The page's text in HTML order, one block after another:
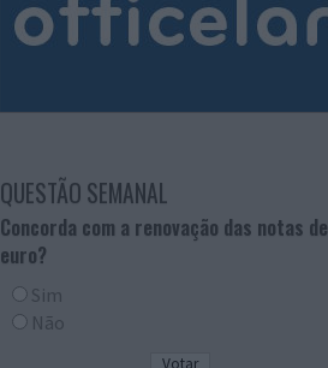
QUESTÃO SEMANAL
Concorda com a renovação das notas de
euro?
Sim
Não